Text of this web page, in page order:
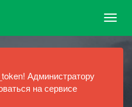
Администратору
на сервисе